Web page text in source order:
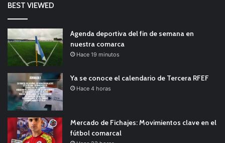
BEST VIEWED
Agenda deportiva del fin de semana en
nuestra comarca
Hace 19 minutos
Ya se conoce el calendario de Tercera RFEF
Hace 4 horas
Mercado de Fichajes: Movimientos clave en el
fútbol comarcal